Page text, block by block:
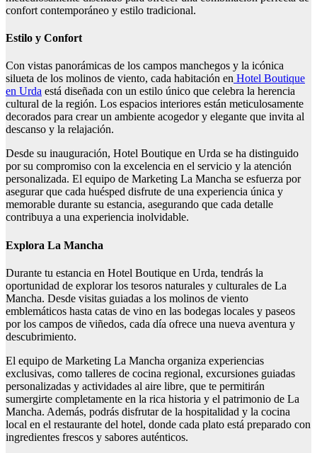
confort contemporáneo y estilo tradicional.
Estilo y Confort
Con vistas panorámicas de los campos manchegos y la icónica
silueta de los molinos de viento, cada habitación en Hotel Boutique
en Urda está diseñada con un estilo único que celebra la herencia
cultural de la región. Los espacios interiores están meticulosamente
decorados para crear un ambiente acogedor y elegante que invita al
descanso y la relajación.
Desde su inauguración, Hotel Boutique en Urda se ha distinguido
por su compromiso con la excelencia en el servicio y la atención
personalizada. El equipo de Marketing La Mancha se esfuerza por
asegurar que cada huésped disfrute de una experiencia única y
memorable durante su estancia, asegurando que cada detalle
contribuya a una experiencia inolvidable.
Explora La Mancha
Durante tu estancia en Hotel Boutique en Urda, tendrás la
oportunidad de explorar los tesoros naturales y culturales de La
Mancha. Desde visitas guiadas a los molinos de viento
emblemáticos hasta catas de vino en las bodegas locales y paseos
por los campos de viñedos, cada día ofrece una nueva aventura y
descubrimiento.
El equipo de Marketing La Mancha organiza experiencias
exclusivas, como talleres de cocina regional, excursiones guiadas
personalizadas y actividades al aire libre, que te permitirán
sumergirte completamente en la rica historia y el patrimonio de La
Mancha. Además, podrás disfrutar de la hospitalidad y la cocina
local en el restaurante del hotel, donde cada plato está preparado con
ingredientes frescos y sabores auténticos.